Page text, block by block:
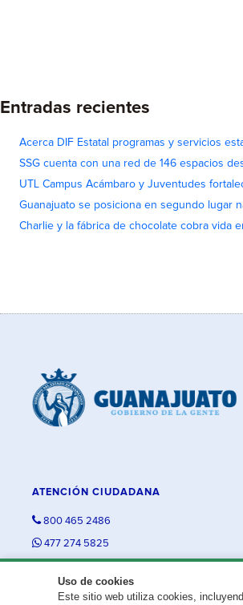
Entradas recientes
Acerca DIF Estatal programas y servicios
SSG cuenta con una red de 146 espacios
UTL Campus Acámbaro y Juventudes
Guanajuato se posiciona en segundo lugar
Charlie y la fábrica de chocolate cobra vida
Uso de cookies
Este sitio web utiliza cookies,
ATENCIÓN CIUDADANA
800 465 2486
477 274 5825
¿Existe algún problema con esta página?